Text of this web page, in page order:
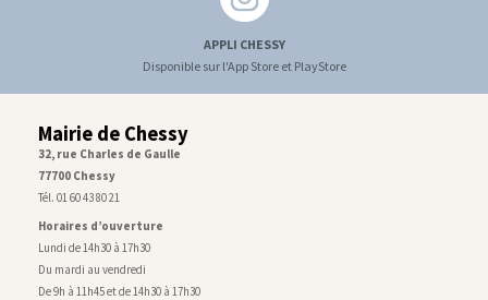
APPLI CHESSY
Disponible sur l'App Store et PlayStore
Mairie de Chessy
32, rue Charles de Gaulle
77700 Chessy
Tél. 01 60 43 80 21
Horaires d’ouverture
Lundi de 14h30 à 17h30
Du mardi au vendredi
De 9h à 11h45 et de 14h30 à 17h30